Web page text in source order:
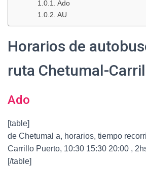
Ado
AU
Horarios de
ruta Chetumal-
Ado
[table]
de Chetumal a, horarios, tiempo
Carrillo Puerto, 10:30 15:30 20:00 ,
[/table]